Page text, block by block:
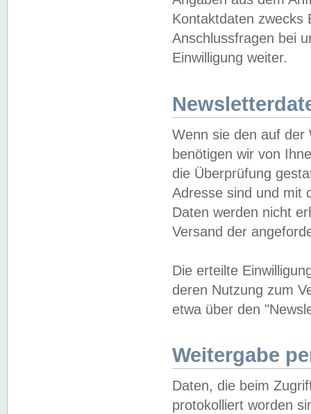
Kontaktdaten zwecks
Anschlussfragen bei
Einwilligung weiter.
Wenn sie den auf der
benötigen wir von
die Überprüfung
Adresse sind und mit
Daten werden nicht
Versand der
Die erteilte
deren Nutzung zum
etwa über den
Weitergabe
Daten, die beim
protokolliert worden